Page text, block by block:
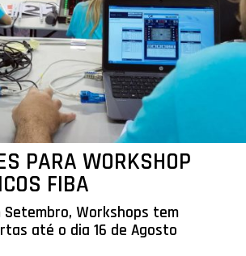
PARA WORKSHOP
FIBA
Setembro, Workshops tem
até o dia 16 de Agosto